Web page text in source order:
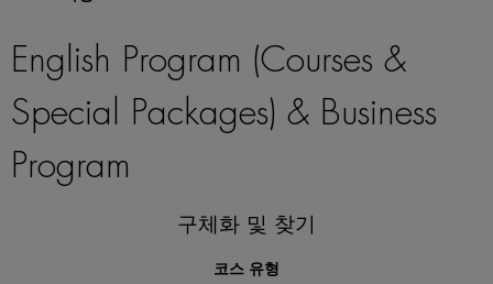
English Program (Courses &
Special Packages) & Business
Program
구체화 및 찾기
코스 유형